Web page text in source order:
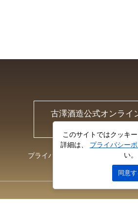
古澤酒造公式オンライ
プライバシーポリシー
このサイトではクッキ
詳細は、 プライバシー
い。
同意